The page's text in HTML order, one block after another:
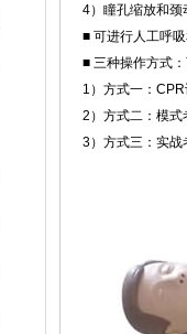
4）瞳孔缩放和颈
■ 可进行人工呼
■ 三种操作方式
1）方式一：CPR
2）方式二：模式
3）方式三：实战